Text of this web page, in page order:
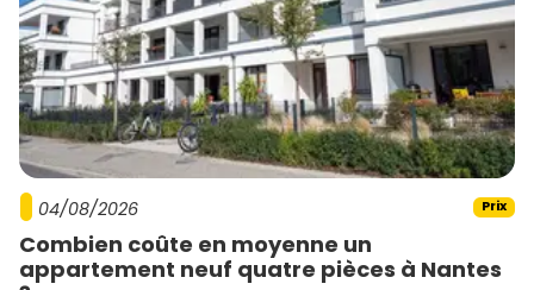
04/08/2026 Prix
Combien coûte en moyenne un
appartement neuf quatre pièces à Nantes